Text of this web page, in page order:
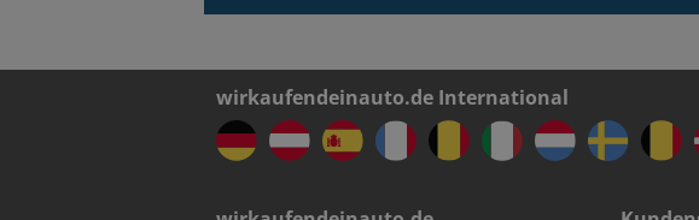
wirkaufendeinauto.de International